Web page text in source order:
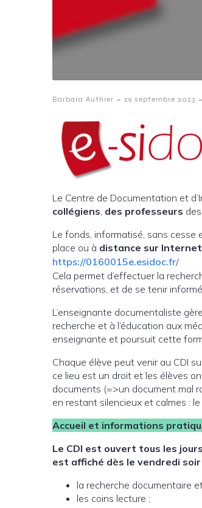
Barbara Authier - 29 septembre 2023 -
Le Centre de Documentation et
collégiens, des professeurs
Le fonds, informatisé, sans
place ou à distance sur
https://0160015e.esidoc.fr/
Cela permet d’effectuer la
réservations, et de se tenir
L’enseignante documentaliste
recherche et à l’éducation aux
enseignante et poursuit cette
Chaque élève peut venir au CDI
ce lieu est un droit et les élèves
documents (=>un document mal
en restant silencieux et calmes :
Accueil et informations
Le CDI est ouvert tous les
est affiché dès le vendredi
la recherche documentaire
les coins lecture ;